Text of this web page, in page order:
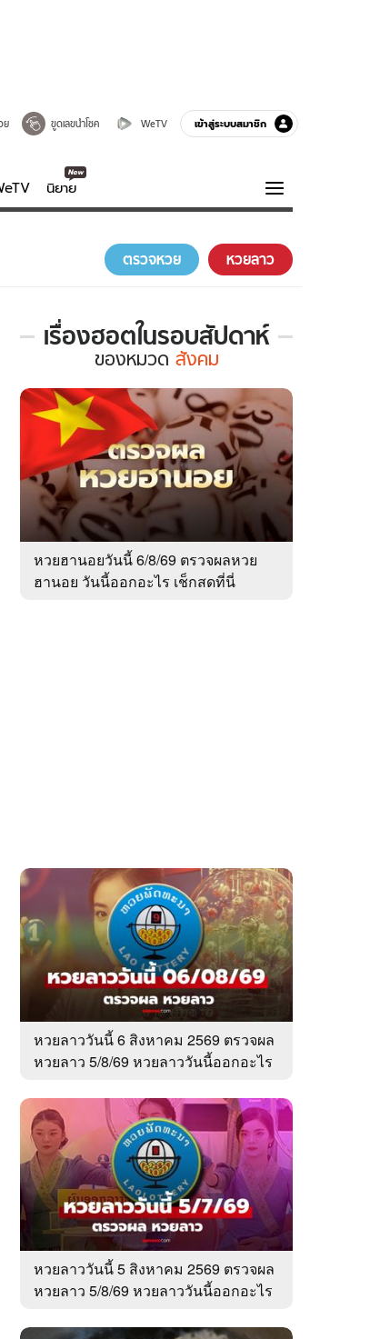
ย ขูดเลขนำโชค WeTV เข้าสู่ระบบสมาชิก
นิยาย
ความรู้รอบตัว
ฮาวทู
ตรวจหวย หวยลาว
เรื่องฮอตในรอบสัปดาห์
เรื่อง
ใน
รอบ
สัปดาห์
หมวด
สังคม
ของหมวด สังคม
หวยฮานอยวันนี้ 6/8/69 ตรวจผลหวย
ฮานอย วันนี้ออกอะไร เช็กสดที่นี่
หวยลาววันนี้ 6 สิงหาคม 2569 ตรวจผล
หวยลาว 5/8/69 หวยลาววันนี้ออกอะไร
หวยลาววันนี้ 5 สิงหาคม 2569 ตรวจผล
หวยลาว 5/8/69 หวยลาววันนี้ออกอะไร